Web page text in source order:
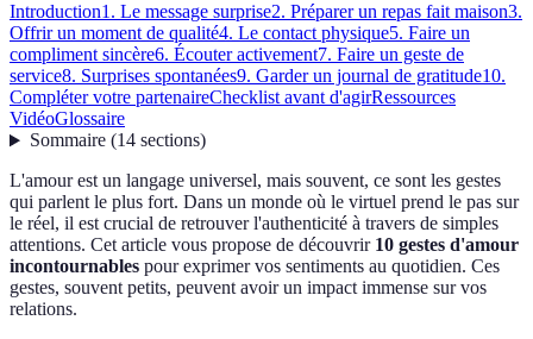
Introduction1. Le message surprise2. Préparer un repas fait maison3.
Offrir un moment de qualité4. Le contact physique5. Faire un
compliment sincère6. Écouter activement7. Faire un geste de
service8. Surprises spontanées9. Garder un journal de gratitude10.
Compléter votre partenaireChecklist avant d'agirRessources
VidéoGlossaire
Sommaire(14 sections)
L'amour est un langage universel, mais souvent, ce sont les gestes
qui parlent le plus fort. Dans un monde où le virtuel prend le pas sur
le réel, il est crucial de retrouver l'authenticité à travers de simples
attentions. Cet article vous propose de découvrir 10 gestes d'amour
incontournables pour exprimer vos sentiments au quotidien. Ces
gestes, souvent petits, peuvent avoir un impact immense sur vos
relations.